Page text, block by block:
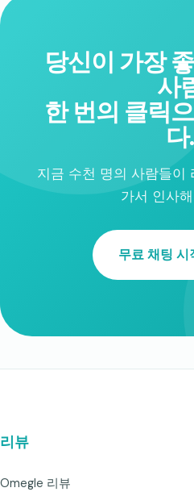
당신이 가장
사
한 번의 클릭
다.
지금 수천 명의 사람들이
가서 인사
무료 채팅 시
리뷰
Omegle 리뷰